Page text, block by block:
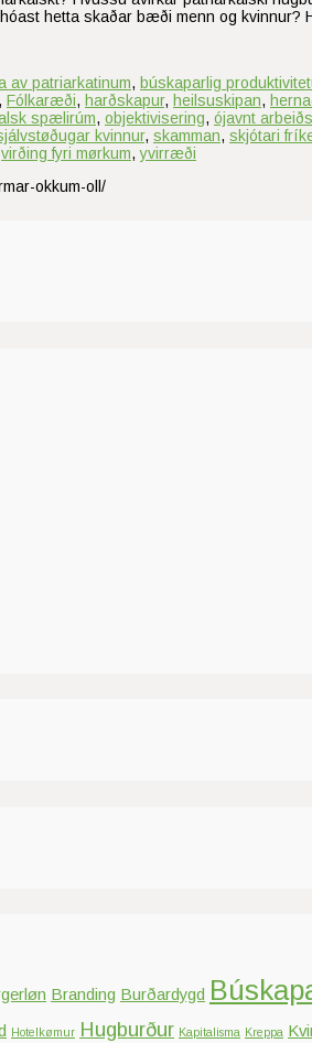
hetta skaðar bæði menn og
av patriarkatinum, búskaparlig
, Fólkaræði, harðskapur, heilsuskipan,
spælirúm, objektivisering, ójavnt
kvinnur, skamman, skjótari
virðing fyri mørkum,yvirræði
okkum-oll/
Branding Burðardygd
Hotelkømur Hugburður Kapitalisma Kreppa